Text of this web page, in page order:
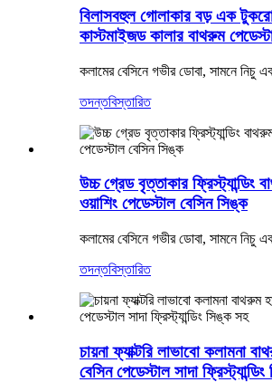
বিলাসবহুল গোলাকার বড় এক টুকরো
কাস্টমাইজড কালার বাথরুম
কলামের বেসিনে গভীর ডোবা, সামনে নিচু
তদন্তবিস্তারিত
উচ্চ গ্রেড বৃত্তাকার ফ্রিস্ট্যান্ডিং
ওয়াশিং পেডেস্টাল বেসিন সিঙ্ক
কলামের বেসিনে গভীর ডোবা, সামনে নিচু
তদন্তবিস্তারিত
চায়না ফ্যাক্টরি লাভাবো কলামনা
বেসিন পেডেস্টাল সাদা